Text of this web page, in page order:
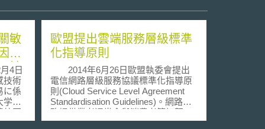
敏
應
擴
4日
技術
に係
学・
外匯
易
歐盟提出雲端服務層級標準
化指導原則
2014年6月26日歐盟執委會提出
電信網路層級服務協議標準化指導原
則(Cloud Service Level Agreement
Standardisation Guidelines)。網路服
務提供業者通常會與消費者簽訂契
約，內容約定有服務之等級，稱之為